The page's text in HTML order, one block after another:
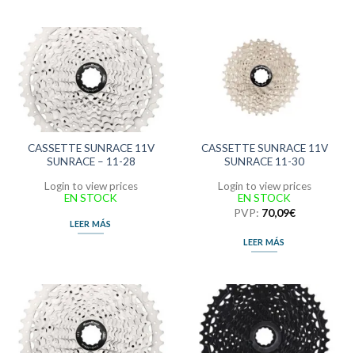
CASSETTE SUNRACE 11V
SUNRACE – 11-28
Login to view prices
EN STOCK
LEER MÁS
CASSETTE SUNRACE 11V
SUNRACE 11-30
Login to view prices
EN STOCK
PVP: 70,09€
LEER MÁS